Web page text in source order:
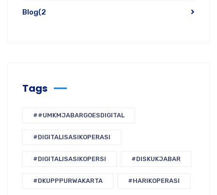
Blog(2
Tags
##UMKMJABARGOESDIGITAL
#DIGITALISASIKOPERASI
#DIGITALISASIKOPERSI #DISKUKJABAR
#DKUPPPURWAKARTA #HARIKOPERASI